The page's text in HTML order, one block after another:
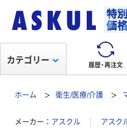
履歴・再注文
カテゴリー
ホーム 衛生/医療/介護
メーカー アスクル アスク